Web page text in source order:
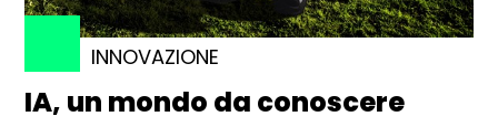
INNOVAZIONE
IA, un mondo da conoscere